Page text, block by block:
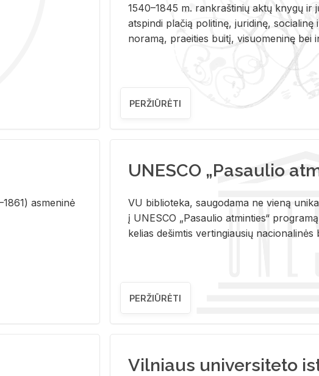
1540–1845 m. rank­raš­ti­nių aktų kny­gų ir
at­spin­di pla­čią po­li­ti­nę, ju­ri­di­nę,
no­ra­mą, pra­ei­ties bui­tį, vi­suo­me­ni­nę bei
PERŽIŪRĖTI
as­me­ni­nė
UNESCO „Pasaulio
VU biblioteka, saugodama ne vieną
į UNESCO „Pasaulio atminties“
kelias dešimtis vertingiausių
PERŽIŪRĖTI
Vilniaus universiteto